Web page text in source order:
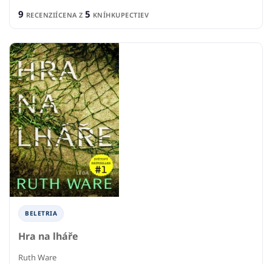
9 RECENZIÍCENA Z 5 KNÍHKUPECTIEV
BELETRIA
Hra na lháře
Ruth Ware